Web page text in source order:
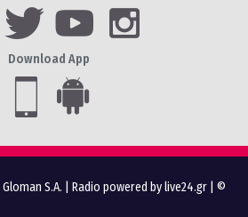
Download App
S.A. Radio powered by live24.gr | ©